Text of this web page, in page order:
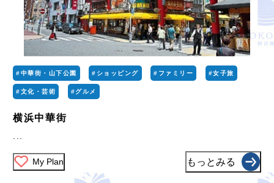
#中華街・山下公園 #ショッピング #ファミリー #女子旅
#文化・芸術 #グルメ
横浜中華街
My Plan もっとみる